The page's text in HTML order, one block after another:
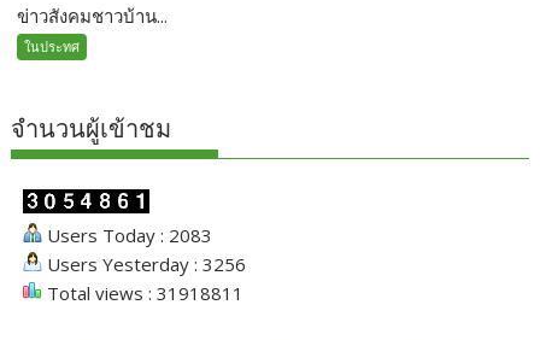
ข่าวสังคมชาวบ้าน...
ในประทศ
จำนวนผู้เข้าชม
Users Today : 2083
Users Yesterday : 3256
Total views : 31918811